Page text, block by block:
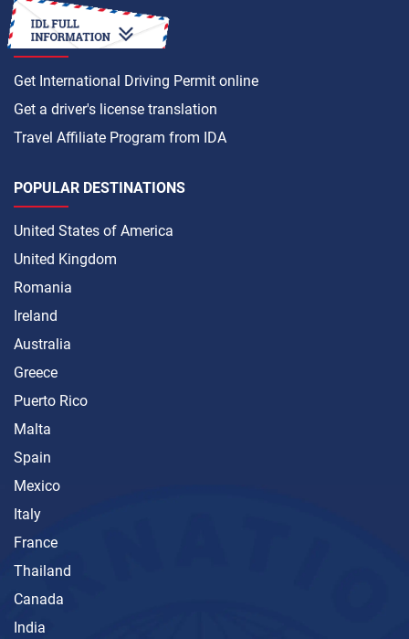
HOW TO
Get International Driving Permit online
Get a driver's license translation
Travel Affiliate Program from IDA
POPULAR DESTINATIONS
United States of America
United Kingdom
Romania
Ireland
Australia
Greece
Puerto Rico
Malta
Spain
Mexico
Italy
France
Thailand
Canada
India